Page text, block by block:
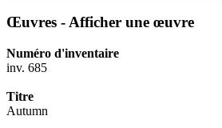
Œuvres - Afficher une œuvre
Numéro d'inventaire
inv. 685
Titre
Autumn